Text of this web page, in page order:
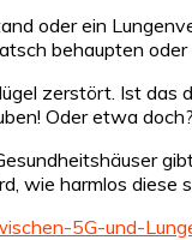
oder ein
behaupten
zerstört. Ist das
Oder etwa doch?
wie harmlos diese
5G-und-